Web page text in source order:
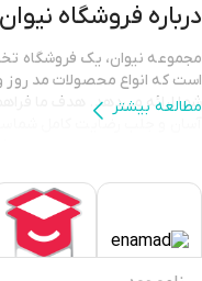
درباره فروشگاه نیوان
مجموعه نیوان، یک فروشگاه
است که انواع محصولات مد روز
شما ارائه می‌دهد. هدف ما
آسان و جلب رضایت کامل
هدف تیم نیوان فراتر از ارائه
پایدار و مبتنی بر اعتماد با
طور مداوم در تلاش هستیم
مطالعه بیشتر